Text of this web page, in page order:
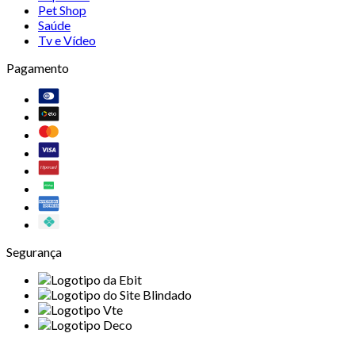
Pet Shop
Saúde
Tv e Vídeo
Pagamento
Segurança